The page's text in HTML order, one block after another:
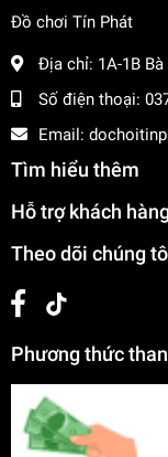
Đồ chơi Tín Phát
Địa chỉ: 1A-1B
Số điện thoại:
Email:
Tìm hiểu thêm
Hỗ trợ khách
Theo dõi chúng
Phương thức